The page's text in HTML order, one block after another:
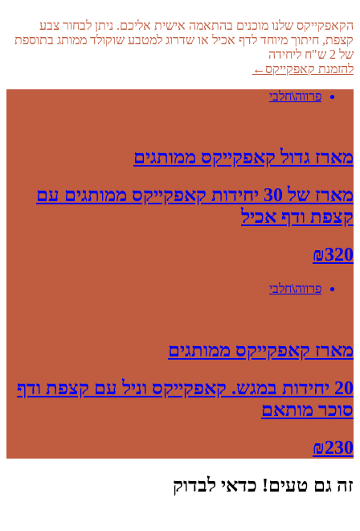
הקאפקייקס שלנו מוכנים בהתאמה אישית אליכם. ניתן לבחור צבע
קצפת, חיתוך מיוחד לדף אכיל או שדרוג למטבע שוקולד ממותג בתוספת
של 2 ש"ח ליחידה
להזמנת קאפקייקס←
פרווה\חלבי
מארז גדול קאפקייקס ממותגים
מארז של 30 יחידות קאפקייקס ממותגים עם
קצפת ודף אכיל
₪320
פרווה\חלבי
מארז קאפקייקס ממותגים
20 יחידות במגש. קאפקייקס וניל עם קצפת ודף
סוכר מותאם
₪230
זה גם טעים! כדאי לבדוק